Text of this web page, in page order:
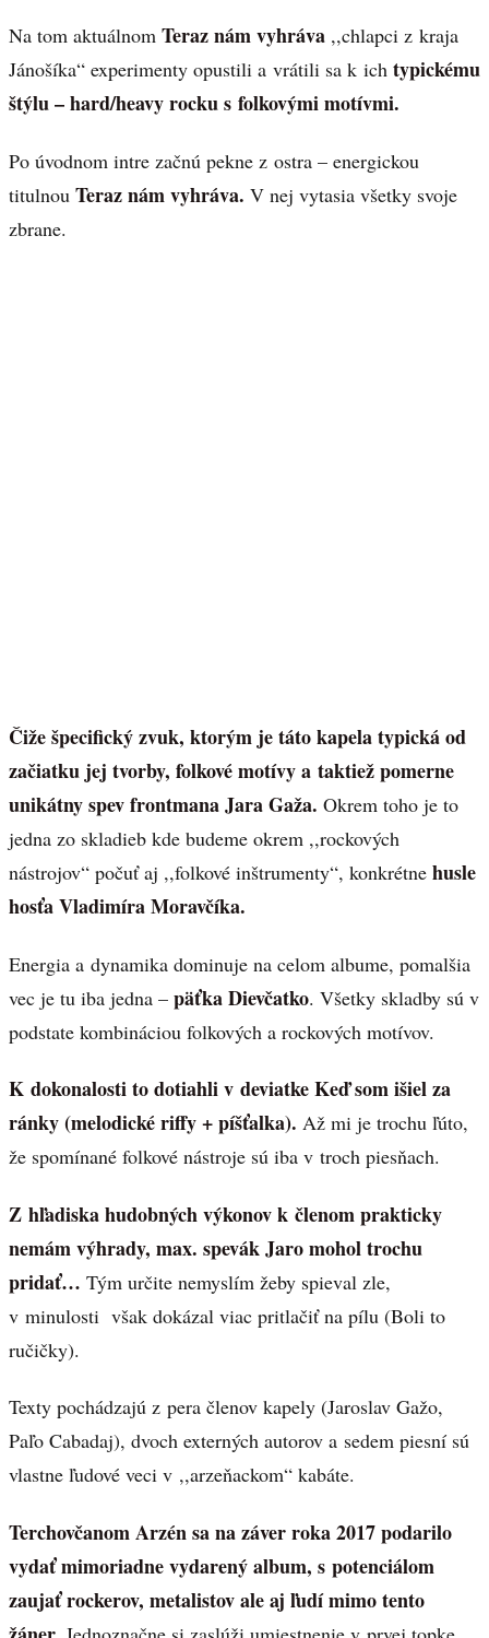
Na tom aktuálnom Teraz nám vyhráva ,,chlapci z kraja
Jánošíka“ experimenty opustili a vrátili sa k ich typickému
štýlu – hard/heavy rocku s folkovými motívmi.
Po úvodnom intre začnú pekne z ostra – energickou
titulnou Teraz nám vyhráva. V nej vytasia všetky svoje
zbrane.
Čiže špecifický zvuk, ktorým je táto kapela typická od
začiatku jej tvorby, folkové motívy a taktiež pomerne
unikátny spev frontmana Jara Gaža. Okrem toho je to
jedna zo skladieb kde budeme okrem ,,rockových
nástrojov“ počuť aj ,,folkové inštrumenty“, konkrétne husle
hosťa Vladimíra Moravčíka.
Energia a dynamika dominuje na celom albume, pomalšia
vec je tu iba jedna – päťka Dievčatko. Všetky skladby sú v
podstate kombináciou folkových a rockových motívov.
K dokonalosti to dotiahli v deviatke Keď som išiel za
ránky (melodické riffy + píšťalka). Až mi je trochu ľúto,
že spomínané folkové nástroje sú iba v troch piesňach.
Z hľadiska hudobných výkonov k členom prakticky
nemám výhrady, max. spevák Jaro mohol trochu
pridať… Tým určite nemyslím žeby spieval zle,
v minulosti však dokázal viac pritlačiť na pílu (Boli to
ručičky).
Texty pochádzajú z pera členov kapely (Jaroslav Gažo,
Paľo Cabadaj), dvoch externých autorov a sedem piesní sú
vlastne ľudové veci v ,,arzeňackom“ kabáte.
Terchovčanom Arzén sa na záver roka 2017 podarilo
vydať mimoriadne vydarený album, s potenciálom
zaujať rockerov, metalistov ale aj ľudí mimo tento